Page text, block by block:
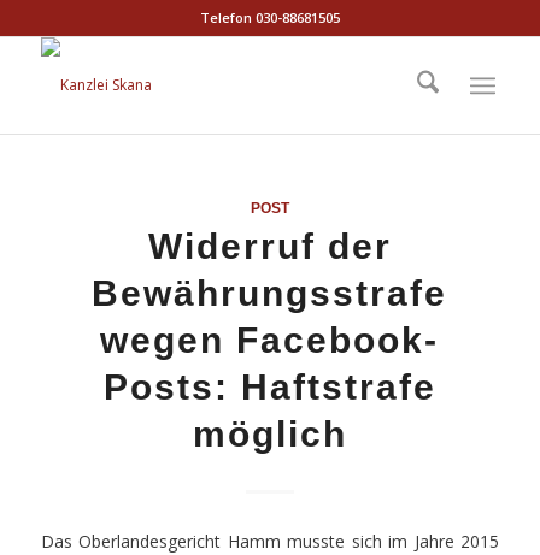
Telefon 030-88681505
POST
Widerruf der
Bewährungsstrafe
wegen Facebook-
Posts: Haftstrafe
möglich
Das Oberlandesgericht Hamm musste sich im Jahre 2015